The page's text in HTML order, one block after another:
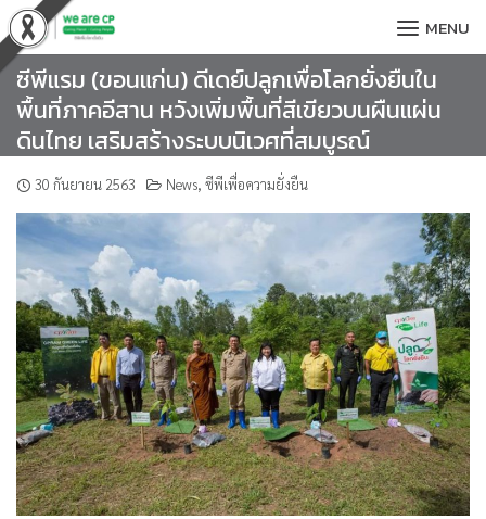
Skip
to
content
MENU
ซีพีแรม (ขอนแก่น) ดีเดย์ปลูกเพื่อโลกยั่งยืนใน
พื้นที่ภาคอีสาน หวังเพิ่มพื้นที่สีเขียวบนผืนแผ่น
ดินไทย เสริมสร้างระบบนิเวศที่สมบูรณ์
30 กันยายน 2563 News, ซีพีเพื่อความยั่งยืน